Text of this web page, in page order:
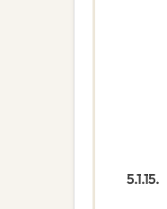
5.1.15.